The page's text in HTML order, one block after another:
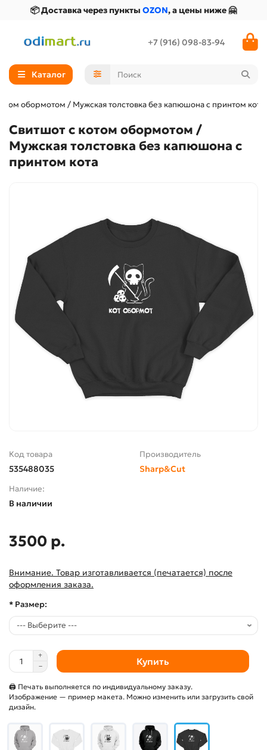
📦 Доставка через пункты OZON, а цены ниже 🤗
+7 (916) 098-83-94
Каталог
обормотом / Мужская толстовка без капюшона с принтом кота
Свитшот с котом обормотом /
Мужская толстовка без капюшона с
принтом кота
Код товара
535488035
Производитель
Sharp&Cut
Наличие:
В наличии
3500 р.
Внимание. Товар изготавливается (печатается) после
оформления заказа.
* Размер:
Купить
🖨 Печать выполняется по индивидуальному заказу.
Изображение — пример макета. Можно изменить или загрузить свой
дизайн.